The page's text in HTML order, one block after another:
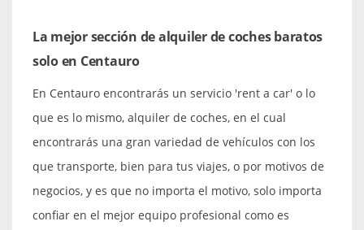
La mejor sección de alquiler de coches baratos
solo en Centauro
En Centauro encontrarás un servicio 'rent a car' o lo
que es lo mismo, alquiler de coches, en el cual
encontrarás una gran variedad de vehículos con los
que transporte, bien para tus viajes, o por motivos de
negocios, y es que no importa el motivo, solo importa
confiar en el mejor equipo profesional como es